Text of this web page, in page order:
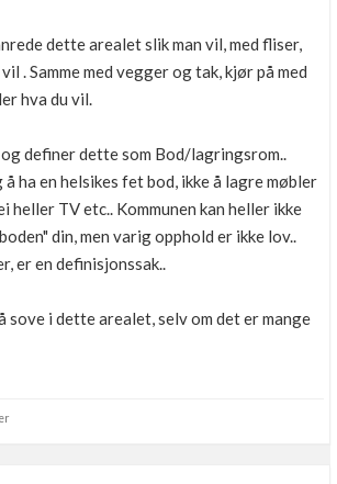
dette arealet slik man vil, med fliser,
. Samme med vegger og tak, kjør på med
hva du vil.
definer dette som Bod/lagringsrom..
å ha en helsikes fet bod, ikke å lagre møbler
heller TV etc.. Kommunen kan heller ikke
din, men varig opphold er ikke lov..
er en definisjonssak..
sove i dette arealet, selv om det er mange